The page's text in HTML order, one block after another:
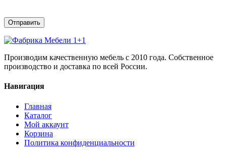
Производим качественную мебель с 2010 года. Собственное
производство и доставка по всей России.
Навигация
Главная
Каталог
Мой аккаунт
Корзина
Политика конфиденциальности